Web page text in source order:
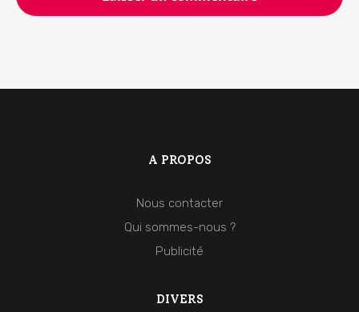
A PROPOS
Nous contacter
Qui sommes-nous ?
Publicité
DIVERS